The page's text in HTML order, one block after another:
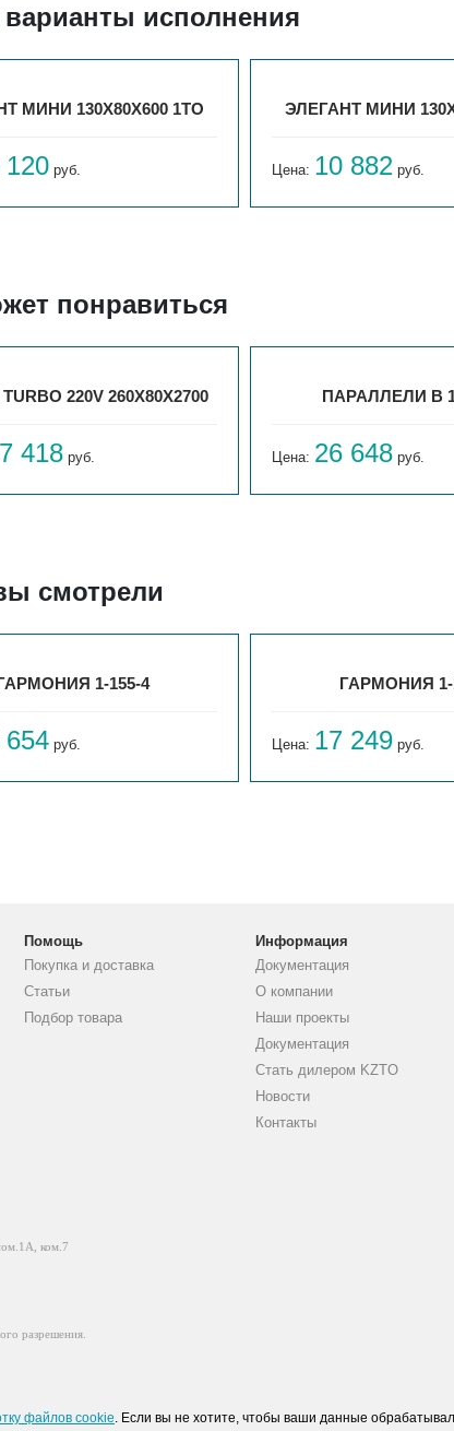
варианты исполнения
МИНИ 130X80X600 1ТО
120 руб.
ЭЛЕГАНТ МИНИ
Цена: 10 882 руб.
понравиться
220V 260Х80Х2700
418 руб.
ПАРАЛЛЕЛИ В
Цена: 26 648 руб.
смотрели
1-155-4
654 руб.
ГАРМОНИЯ 1-
Цена: 17 249 руб.
Помощь
Покупка и доставка
Статьи
Подбор товара
Информация
Документация
О компании
Наши проекты
Документация
Стать дилером KZTO
Новости
Контакты
ком.7
разрешения.
файлов cookie. Если вы не хотите, чтобы ваши данные